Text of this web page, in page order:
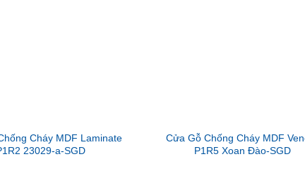
Cháy MDF Laminate
23029-a-SGD
Cửa Gỗ Chống Cháy MDF
P1R5 Xoan Đào-SGD